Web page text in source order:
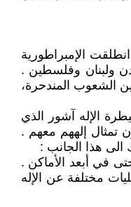
ومنها انطلقت الإمبراطورية
ولبنان وفلسطين .
توطين الشعوب المندحرة،
الإله آشور الذي
تمثال إلههم معهم .
الى هذا الجانب :
في أبعد الأماكن .
مختلفة عن الإله